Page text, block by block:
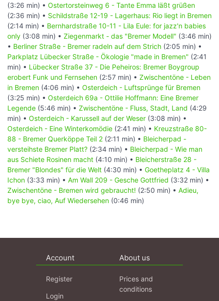
(3:26 min) • Ostertorsteinweg 6 - Tante Emma läßt grüßen
(2:36 min) • Schildstraße 12-19 - Lagerhaus: Rio liegt in Bremen
(2:14 min) • Bernhardstraße 10-11 - Lila Eule: for jazz'n babies
only (3:08 min) • Ziegenmarkt - das "Bremer Modell" (3:46 min)
• Berliner Straße - Bremer radeln auf dem Strich (2:05 min) •
Parkplatz Lübecker Straße - Ökologie "made in Bremen" (2:41
min) • Lübecker Straße 37 - Die Peheiros: Bremer Boygroup
erobert Funk und Fernsehen (2:57 min) • Zwischentöne - Leben
in Bremen (4:06 min) • Osterdeich - Luftsprünge für Bremen
(3:25 min) • Osterdeich 69a - Ottilie Hoffmann: Eine Bremer
Legende (5:46 min) • Zwischentöne - Fluss, Stadt, Land (4:29
min) • Osterdeich - Karussell auf der Weser (3:08 min) •
Osterdeich - Eine Winterkomödie (2:41 min) • Kreuzstraße 80-
88 - Bremer Querköppe Teil 2 (2:11 min) • Bleicherpad -
versteihste Bremer Platt? (2:34 min) • Bleicherpad - Wie man
aus Schiete Rosinen macht (4:10 min) • Bleicherstraße 28 -
Bremer "Blondes" für die Welt (4:30 min) • Goetheplatz 4 - Villa
Ichon (3:33 min) • Am Wall 209 - Gesche Gottfried (3:32 min) •
Zwischentöne - Bremen wird gebraucht! (2:50 min) • Adieu,
bye bye, ciao, Auf Wiedersehen (0:46 min)
Account
Register
Login
About us
Prices and
conditions